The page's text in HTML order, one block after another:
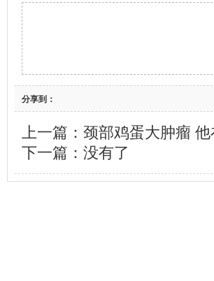
分享到：
上一篇： 颈部鸡蛋大肿瘤 他
下一篇：没有了